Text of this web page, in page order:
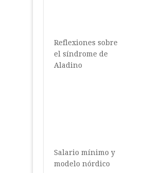
Reflexiones sobre
el síndrome de
Aladino
Salario mínimo y
modelo nórdico